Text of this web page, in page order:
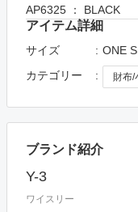
AP6325 ： BLACK
アイテム詳細
サイズ
ONE
カテゴリー
財布/
ブランド紹介
Y-3
ワイスリー